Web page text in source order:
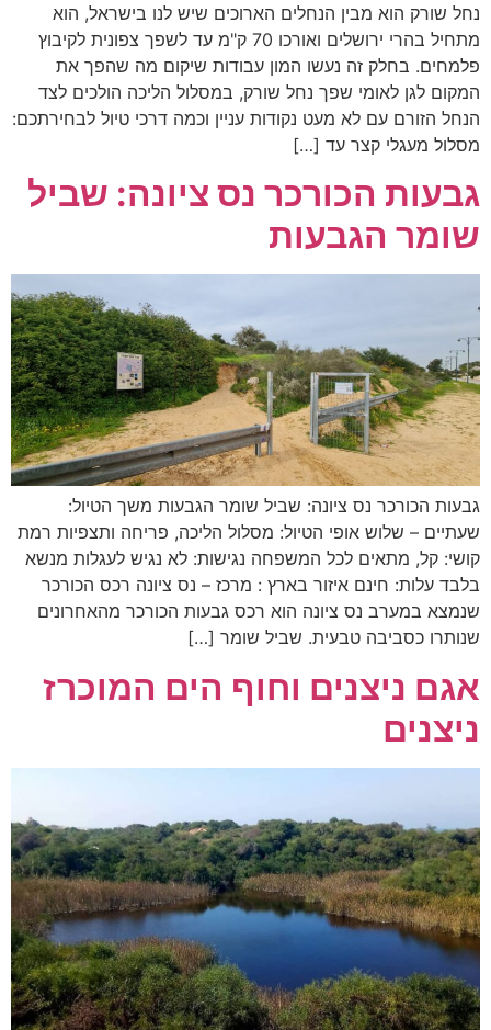
נחל שורק הוא מבין הנחלים הארוכים שיש לנו בישראל, הוא
מתחיל בהרי ירושלים ואורכו 70 ק"מ עד לשפך צפונית לקיבוץ
פלמחים. בחלק זה נעשו המון עבודות שיקום מה שהפך את
המקום לגן לאומי שפך נחל שורק, במסלול הליכה הולכים לצד
הנחל הזורם עם לא מעט נקודות עניין וכמה דרכי טיול לבחירתכם:
מסלול מעגלי קצר עד […]
גבעות הכורכר נס ציונה: שביל
שומר הגבעות
גבעות הכורכר נס ציונה: שביל שומר הגבעות משך הטיול:
שעתיים – שלוש אופי הטיול: מסלול הליכה, פריחה ותצפיות רמת
קושי: קל, מתאים לכל המשפחה נגישות: לא נגיש לעגלות מנשא
בלבד עלות: חינם איזור בארץ : מרכז – נס ציונה רכס הכורכר
שנמצא במערב נס ציונה הוא רכס גבעות הכורכר מהאחרונים
שנותרו כסביבה טבעית. שביל שומר […]
אגם ניצנים וחוף הים המוכרז
ניצנים